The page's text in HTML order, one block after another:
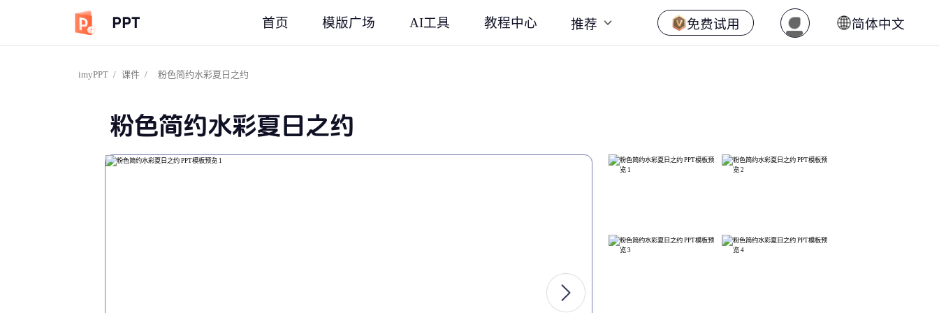
PPT 首页 模版广场 AI工具 教程中心 推荐 免费试用 简体中文
imyPPT / 课件 / 粉色简约水彩夏日之约
粉色简约水彩夏日之约